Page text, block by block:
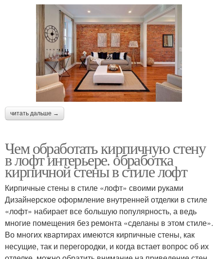
читать дальше →
Чем обработать кирпичную стену
в лофт интерьере. обработка
кирпичной стены в стиле лофт
Кирпичные стены в стиле «лофт» своими руками
Дизайнерское оформление внутренней отделки в стиле
«лофт» набирает все большую популярность, а ведь
многие помещения без ремонта «сделаны в этом стиле».
Во многих квартирах имеются кирпичные стены, как
несущие, так и перегородки, и когда встает вопрос об их